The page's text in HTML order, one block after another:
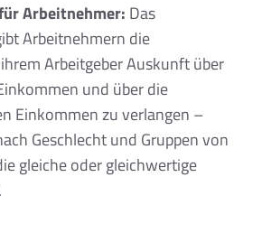
Arbeitnehmer: Das
Arbeitnehmern die
Arbeitgeber Auskunft über
und über die
Einkommen zu verlangen –
Geschlecht und Gruppen von
gleiche oder gleichwertige